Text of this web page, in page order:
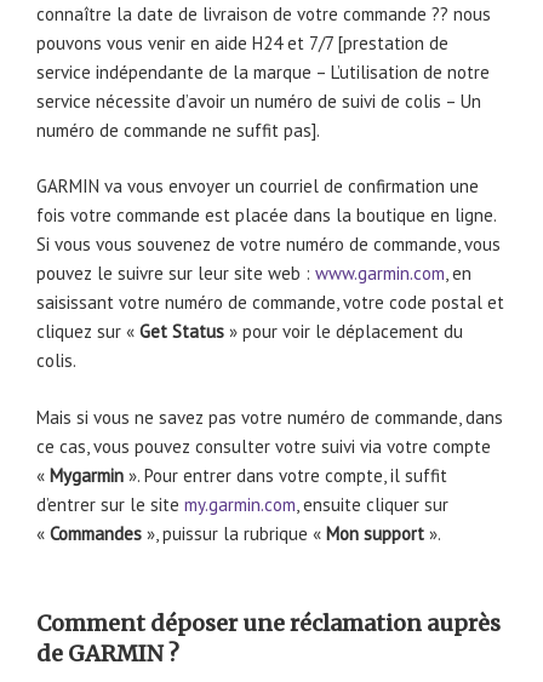
connaître la date de livraison de votre commande ?? nous
pouvons vous venir en aide H24 et 7/7 [prestation de
service indépendante de la marque – L’utilisation de notre
service nécessite d’avoir un numéro de suivi de colis – Un
numéro de commande ne suffit pas].
GARMIN va vous envoyer un courriel de confirmation une
fois votre commande est placée dans la boutique en ligne.
Si vous vous souvenez de votre numéro de commande, vous
pouvez le suivre sur leur site web : www.garmin.com, en
saisissant votre numéro de commande, votre code postal et
cliquez sur « Get Status » pour voir le déplacement du
colis.
Mais si vous ne savez pas votre numéro de commande, dans
ce cas, vous pouvez consulter votre suivi via votre compte
« Mygarmin ». Pour entrer dans votre compte, il suffit
d’entrer sur le site my.garmin.com , ensuite cliquer sur
« Commandes », puissur la rubrique « Mon support ».
Comment déposer une réclamation auprès
de GARMIN ?